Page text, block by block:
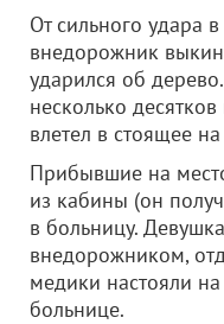
От сильного удара
внедорожник
ударился об
несколько
влетел в стоящее
Прибывшие на
из кабины (он
в больницу.
внедорожником,
медики настояли
больнице.